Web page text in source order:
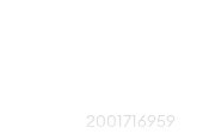
2001716959